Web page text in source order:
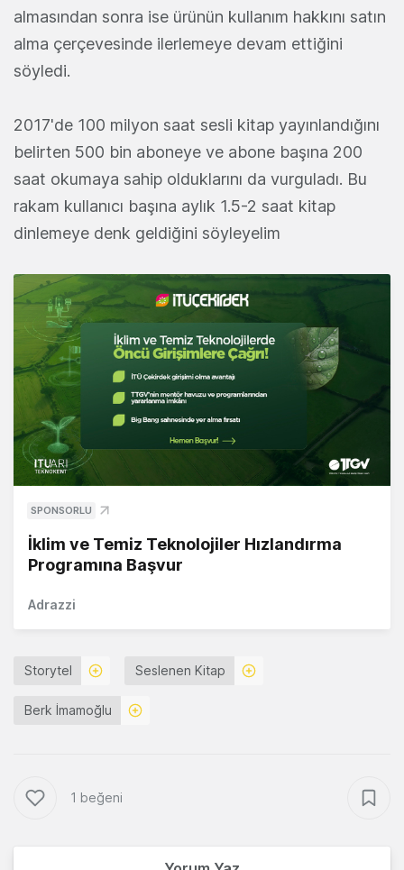
almasından sonra ise ürünün kullanım hakkını satın
alma çerçevesinde ilerlemeye devam ettiğini
söyledi.
2017'de 100 milyon saat sesli kitap yayınlandığını
belirten 500 bin aboneye ve abone başına 200
saat okumaya sahip olduklarını da vurguladı. Bu
rakam kullanıcı başına aylık 1.5-2 saat kitap
dinlemeye denk geldiğini söyleyelim
SPONSORLU
İklim ve Temiz Teknolojiler Hızlandırma
Programına Başvur
Adrazzi
Storytel Seslenen Kitap
Berk İmamoğlu
1 beğeni